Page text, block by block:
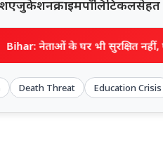
एजुकेशनक्राइमपॉलिटिकलसेहत
सुरक्षित नहीं, पूर्व सांसद-पूर्व मंत्री
Death Threat Education Crisis